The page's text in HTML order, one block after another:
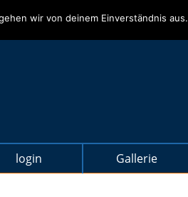
login Gallerie
wir von deinem Einverständnis aus.